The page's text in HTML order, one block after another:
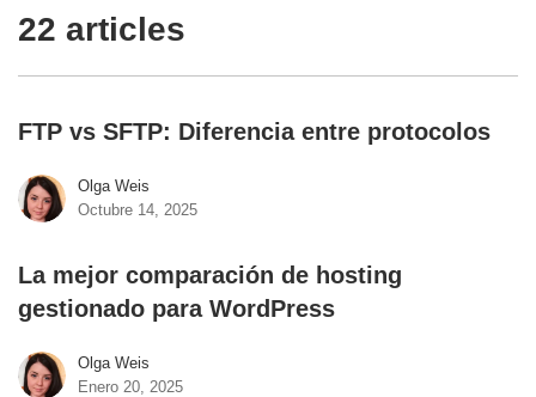
22 articles
FTP vs SFTP: Diferencia entre protocolos
Olga Weis
Octubre 14, 2025
La mejor comparación de hosting
gestionado para WordPress
Olga Weis
Enero 20, 2025